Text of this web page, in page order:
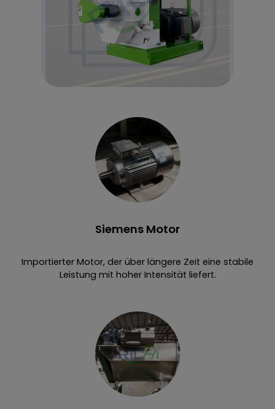
Siemens Motor
Importierter Motor, der über längere Zeit eine stabile
Leistung mit hoher Intensität liefert.